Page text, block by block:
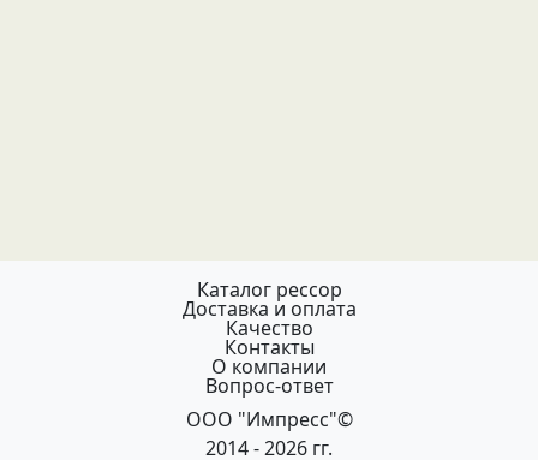
Каталог рессор
Доставка и оплата
Качество
Контакты
О компании
Вопрос-ответ
ООО "Импресс"©
2014 - 2026 гг.